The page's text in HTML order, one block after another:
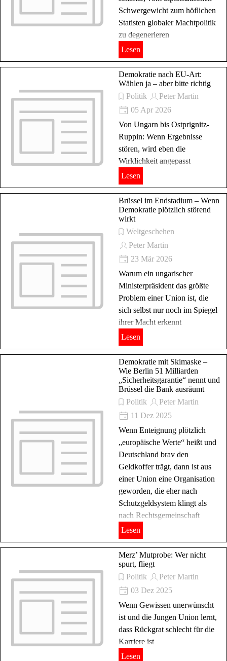
Schwergewicht zum höflichen
Statisten globaler Machtpolitik
zu degenerieren
Lesen
Demokratie nach EU-Art:
Wählen ja – aber bitte richtig
Politik
Peter Martin
05 Apr 2026
Von Ungarn bis Ostprignitz-
Ruppin: Wenn Ergebnisse
stören, wird eben die
Wirklichkeit angepasst
Lesen
Brüssel im Endstadium – Wenn
Demokratie plötzlich störend
wirkt
Weltgeschehen
Peter Martin
23 Mär 2026
Warum ein ungarischer
Ministerpräsident das größte
Problem einer Union ist, die
sich selbst nur noch im Spiegel
ihrer Macht erkennt
Lesen
Demokratie mit Skimaske –
Wie Berlin 51 Milliarden
„Sicherheitsgarantie“ nennt und
Brüssel die Bank ausräumt
Politik
Peter Martin
11 Dez 2025
Wenn Enteignung plötzlich
„europäische Werte“ heißt und
Deutschland brav den
Geldkoffer trägt, dann ist aus
einer Union eine Organisation
geworden, die eher nach
Schutzgeldsystem klingt als
nach Rechtsgemeinschaft
Lesen
Merz’ Mutprobe: Wer nicht
spurt, fliegt
Politik
Peter Martin
03 Dez 2025
Wenn Gewissen unerwünscht
ist und die Jungen Union lernt,
dass Rückgrat schlecht für die
Karriere ist
Lesen